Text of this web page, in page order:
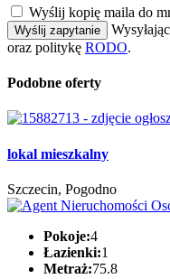
Wyślij kopię maila do
Wyślij zapytanie
oraz politykę RODO.
Podobne oferty
lokal mieszkalny
Szczecin, Pogodno
Pokoje:4
Łazienki:1
Metraż:75.8